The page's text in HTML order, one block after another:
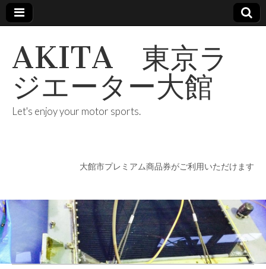
AKITA 東京ラ
ジエーター大館
Let's enjoy your motor sports.
大館市プレミアム商品券がご利用いただけます